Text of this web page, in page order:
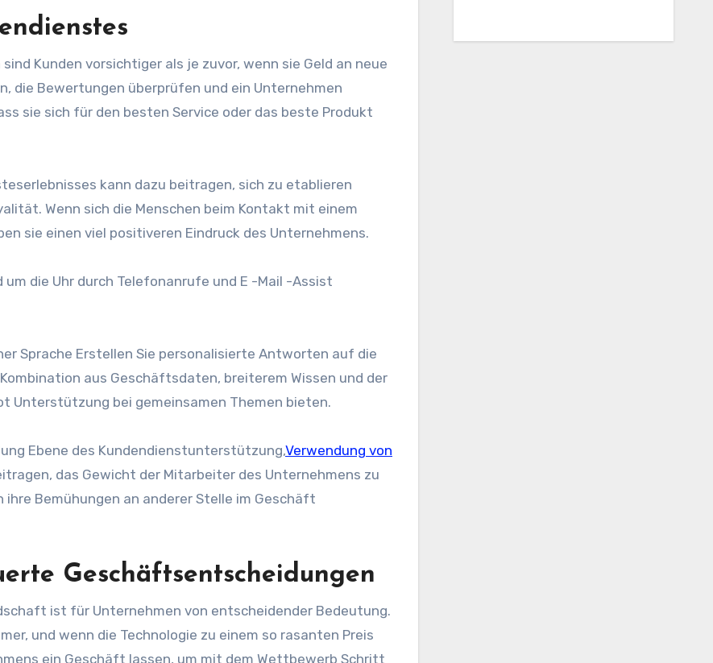
Kunden vorsichtiger als je zuvor, wenn sie Geld an neue
die Bewertungen überprüfen und ein Unternehmen
sie sich für den besten Service oder das beste Produkt
kann dazu beitragen, sich zu etablieren
Wenn sich die Menschen beim Kontakt mit einem
sie einen viel positiveren Eindruck des Unternehmens.
die Uhr durch Telefonanrufe und E -Mail -Assist
Sprache Erstellen Sie personalisierte Antworten auf die
aus Geschäftsdaten, breiterem Wissen und der
Unterstützung bei gemeinsamen Themen bieten.
Ebene des Kundendienstunterstützung,Verwendung von
das Gewicht der Mitarbeiter des Unternehmens zu
Bemühungen an anderer Stelle im Geschäft
Geschäftsentscheidungen
ist für Unternehmen von entscheidender Bedeutung.
und wenn die Technologie zu einem so rasanten Preis
ein Geschäft lassen, um mit dem Wettbewerb Schritt